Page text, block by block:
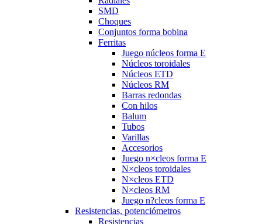
SMD
Choques
Conjuntos forma bobina
Ferritas
Juego núcleos forma E
Núcleos toroidales
Núcleos ETD
Núcleos RM
Barras redondas
Con hilos
Balum
Tubos
Varillas
Accesorios
Juego n×cleos forma E
N×cleos toroidales
N×cleos ETD
N×cleos RM
Juego n?cleos forma E
Resistencias, potenciómetros
Resistencias